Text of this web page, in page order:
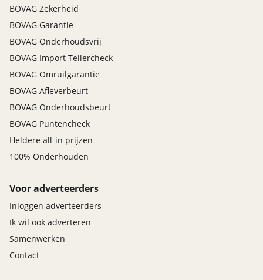
BOVAG Zekerheid
BOVAG Garantie
BOVAG Onderhoudsvrij
BOVAG Import Tellercheck
BOVAG Omruilgarantie
BOVAG Afleverbeurt
BOVAG Onderhoudsbeurt
BOVAG Puntencheck
Heldere all-in prijzen
100% Onderhouden
Voor adverteerders
Inloggen adverteerders
Ik wil ook adverteren
Samenwerken
Contact